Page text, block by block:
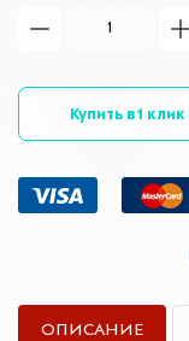
Купить в 1 клик
ОПИСАНИЕ